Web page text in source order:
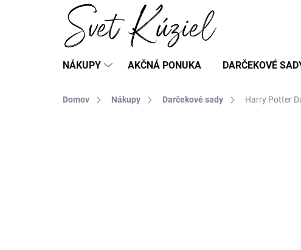
NÁKUPY AKČNÁ PONUKA DARČEKOVÉ
Domov Nákupy Darčekové sady Harry Potter